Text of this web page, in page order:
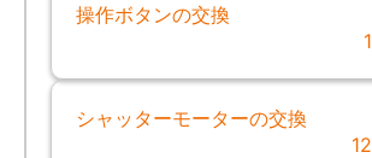
操作ボタンの交換
シャッターモーターの交換